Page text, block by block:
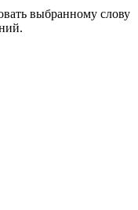
выбранному слову